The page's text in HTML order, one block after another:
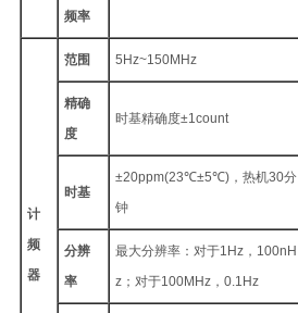
频率
计
频
器
范围 5Hz~150MHz
精确
度
时基精确度±1count
时基
±20ppm(23℃±5℃)，热机30分
钟
分辨
率
最大分辨率：对于1Hz，100nH
z；对于100MHz，0.1Hz